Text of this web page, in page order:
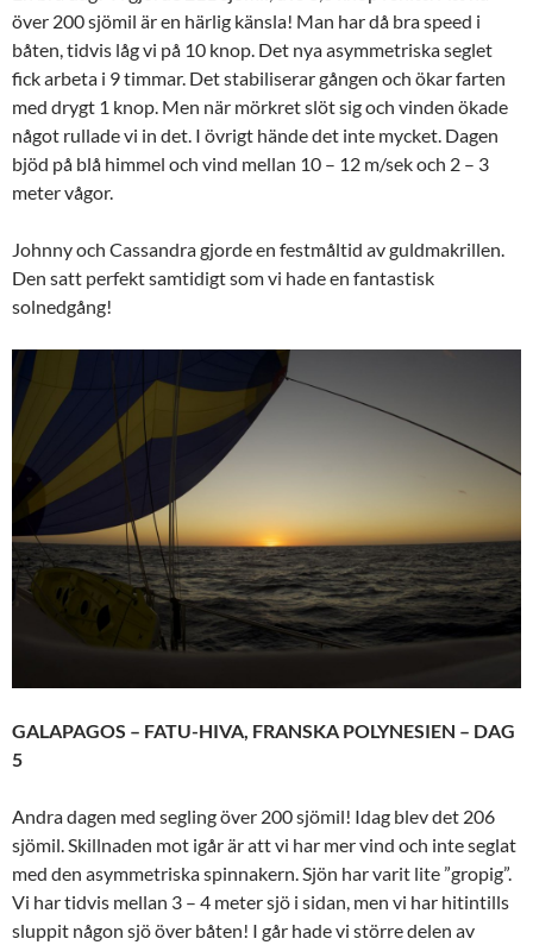
över 200 sjömil är en härlig känsla! Man har då bra speed i
båten, tidvis låg vi på 10 knop. Det nya asymmetriska seglet
fick arbeta i 9 timmar. Det stabiliserar gången och ökar farten
med drygt 1 knop. Men när mörkret slöt sig och vinden ökade
något rullade vi in det. I övrigt hände det inte mycket. Dagen
bjöd på blå himmel och vind mellan 10 – 12 m/sek och 2 – 3
meter vågor.
Johnny och Cassandra gjorde en festmåltid av guldmakrillen.
Den satt perfekt samtidigt som vi hade en fantastisk
solnedgång!
GALAPAGOS – FATU-HIVA, FRANSKA POLYNESIEN – DAG
5
Andra dagen med segling över 200 sjömil! Idag blev det 206
sjömil. Skillnaden mot igår är att vi har mer vind och inte seglat
med den asymmetriska spinnakern. Sjön har varit lite ”gropig”.
Vi har tidvis mellan 3 – 4 meter sjö i sidan, men vi har hitintills
sluppit någon sjö över båten! I går hade vi större delen av